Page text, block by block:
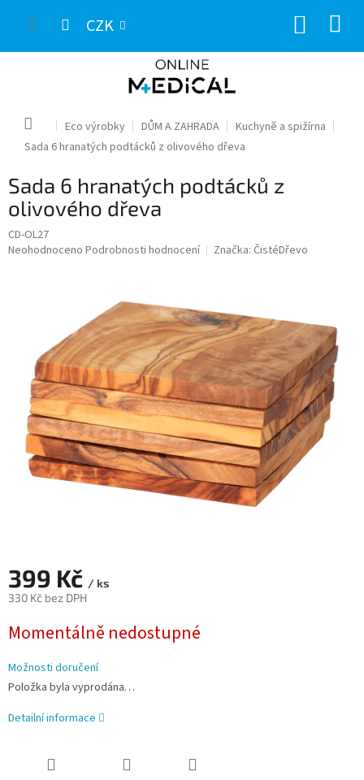
CZK
Domů Eco výrobky DŮM A ZAHRADA
Kuchyně a spižírna
Sada 6 hranatých podtácků z olivového dřeva
Sada 6 hranatých podtácků z
olivového dřeva
CD-OL27
Průměrné
hvězdiček.
Neohodnoceno Podrobnosti hodnocení Značka: ČistéDřevo
399 Kč / ks
330 Kč bez DPH
cena:
Momentálně nedostupné
Možnosti doručení
Položka byla vyprodána…
Detailní informace